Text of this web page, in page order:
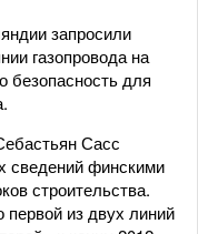
запросили
газопровода на
безопасность для
Сасс
сведений финскими
строительства.
первой из двух линий